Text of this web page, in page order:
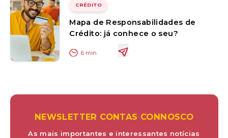
CRÉDITO
Mapa de Responsabilidades de
Crédito: já conhece o seu?
6 min
NEWSLETTER CONTAS CONNOSCO
As mais importantes e interessantes notícias